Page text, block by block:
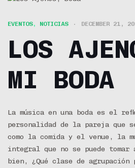
EVENTOS, NOTICIAS DECEMBER 21,
LOS
MI BODA
La música en una boda es el
personalidad de la pareja que
como la comida y el venue, la
integral que no se puede
bien, ¿Qué clase de